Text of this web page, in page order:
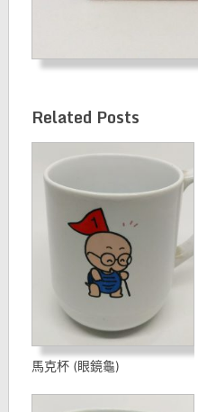
Related Posts
馬克杯 (眼鏡龜)